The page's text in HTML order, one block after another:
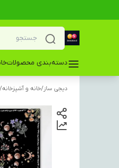
دسته‌بندی محصولات
دیجی ساز/خانه و آشپزخانه/